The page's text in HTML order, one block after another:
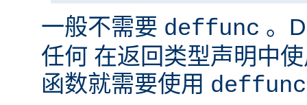
一般不需要 deffunc 。
任何 在返回类型声明中
函数就需要使用 deffunc